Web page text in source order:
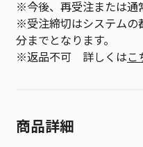
※今後、再受注または通
※受注締切はシステムの
分までとなります。
※返品不可 詳しくはこ
商品詳細